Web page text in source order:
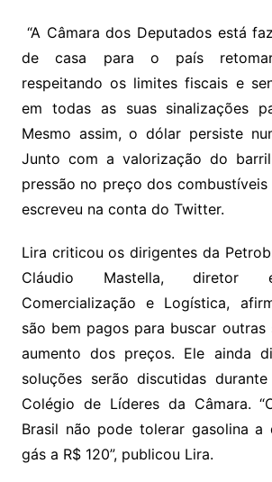
“A Câmara dos Deputados está
de casa para o país
respeitando os limites fiscais e
em todas as suas sinalizações
Mesmo assim, o dólar persiste
Junto com a valorização do
pressão no preço dos combustíveis
escreveu na conta do Twitter.
Lira criticou os dirigentes da
Cláudio Mastella, diretor
Comercialização e Logística,
são bem pagos para buscar outras
aumento dos preços. Ele ainda
soluções serão discutidas
Colégio de Líderes da Câmara.
Brasil não pode tolerar gasolina a
gás a R$ 120”, publicou Lira.